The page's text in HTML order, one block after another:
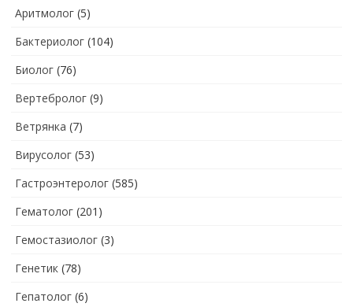
Аритмолог (5)
Бактериолог (104)
Биолог (76)
Вертебролог (9)
Ветрянка (7)
Вирусолог (53)
Гастроэнтеролог (585)
Гематолог (201)
Гемостазиолог (3)
Генетик (78)
Гепатолог (6)